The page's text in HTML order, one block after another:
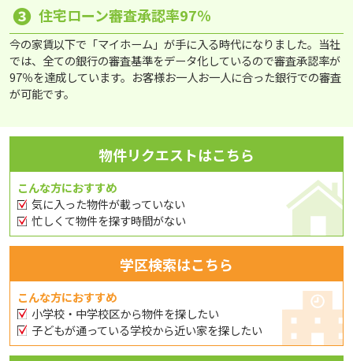
❸ 住宅ローン審査承認率97％
今の家賃以下で「マイホーム」が手に入る時代になりました。当社
では、全ての銀行の審査基準をデータ化しているので審査承認率が
97％を達成しています。お客様お一人お一人に合った銀行での審査
が可能です。
物件リクエストはこちら
こんな方におすすめ
気に入った物件が載っていない
忙しくて物件を探す時間がない
学区検索はこちら
こんな方におすすめ
小学校・中学校区から物件を探したい
子どもが通っている学校から近い家を探したい